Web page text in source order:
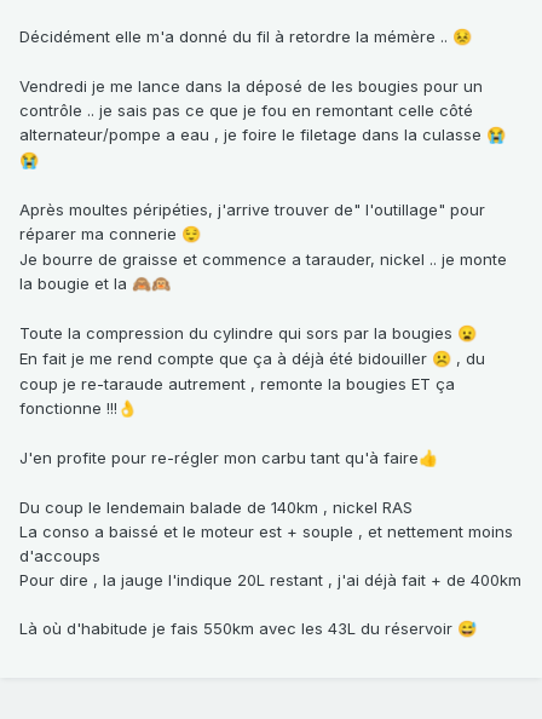
Décidément elle m'a donné du fil à retordre la mémère .. 😣
Vendredi je me lance dans la déposé de les bougies pour un
contrôle .. je sais pas ce que je fou en remontant celle côté
alternateur/pompe a eau , je foire le filetage dans la culasse 😭
😭
Après moultes péripéties, j'arrive trouver de" l'outillage" pour
réparer ma connerie 😌
Je bourre de graisse et commence a tarauder, nickel .. je monte
la bougie et la 🙈🙉
Toute la compression du cylindre qui sors par la bougies 😦
En fait je me rend compte que ça à déjà été bidouiller ☹️ , du
coup je re-taraude autrement , remonte la bougies ET ça
fonctionne !!! 👌
J'en profite pour re-régler mon carbu tant qu'à faire👍
Du coup le lendemain balade de 140km , nickel RAS
La conso a baissé et le moteur est + souple , et nettement moins
d'accoups
Pour dire , la jauge l'indique 20L restant , j'ai déjà fait + de 400km
Là où d'habitude je fais 550km avec les 43L du réservoir 😅